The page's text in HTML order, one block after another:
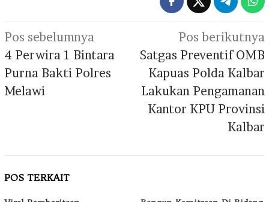
Navigasi
pos
Pos sebelumnya
4 Perwira 1 Bintara
Purna Bakti Polres
Melawi
Pos berikutnya
Satgas Preventif OMB
Kapuas Polda Kalbar
Lakukan Pengamanan
Kantor KPU Provinsi
Kalbar
POS TERKAIT